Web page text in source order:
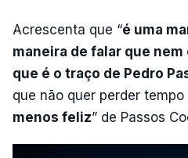
Acrescenta que “é uma
maneira de falar que
que é o traço de Pedro
que não quer perder tempo
menos feliz” de Passos